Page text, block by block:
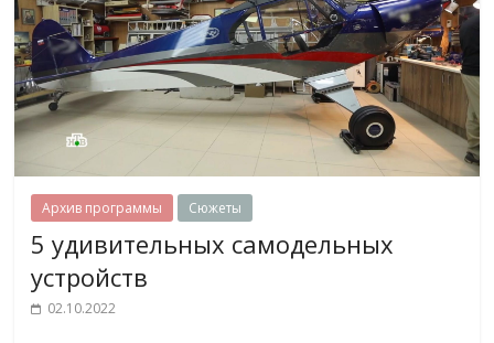
Архив программы Сюжеты
5 удивительных самодельных
устройств
02.10.2022